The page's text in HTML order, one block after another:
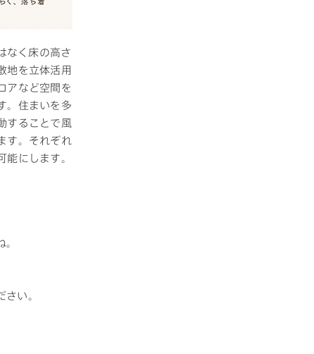
なく床の高さ
地を立体活用
アなど空間を
。住まいを多
することで風
す。それぞれ
にします。
い。